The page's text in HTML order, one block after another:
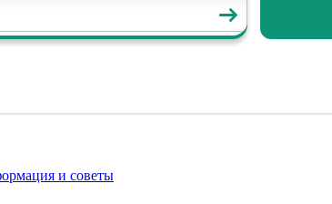
и советы